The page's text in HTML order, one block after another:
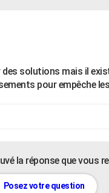
solutions mais il
pour empêche
la réponse que vous
Posez votre question